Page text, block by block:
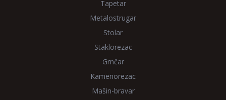
Tapetar
Metalostrugar
Stolar
Staklorezac
Grnčar
Kamenorezac
Mašin-bravar